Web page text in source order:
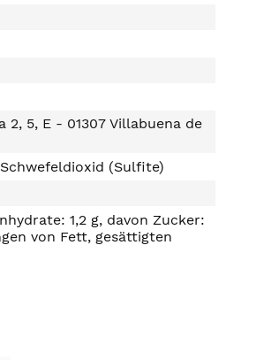
2, 5, E - 01307 Villabuena de
(Sulfite)
1,2 g, davon Zucker:
von Fett, gesättigten